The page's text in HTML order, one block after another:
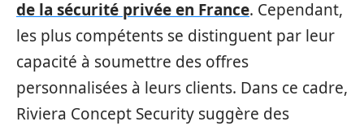
de la sécurité privée en France. Cependant,
les plus compétents se distinguent par leur
capacité à soumettre des offres
personnalisées à leurs clients. Dans ce cadre,
Riviera Concept Security suggère des